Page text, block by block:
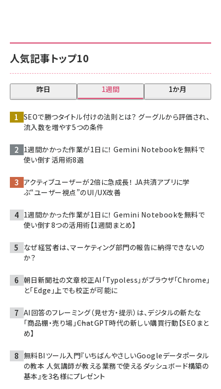
人気記事トップ10
昨日 1週間 1か月
SEOで勝つタイトル付けの法則とは？ グーグルから評価され、
流入数を増やす5つの条件
1週間かかった作業が1日に！ Gemini Notebookを無料で
使い倒す活用術8選
アクティブユーザーが2倍に急成長！ JA共済アプリに学
ぶ“ユーザー視点”のUI/UX改善
1週間かかった作業が1日に！ Gemini Notebookを無料で
使い倒す8つの活用術【1週間まとめ】
なぜ経営者は、マーケティング部門の報告に納得できないの
か？
朝日新聞社の文章校正AI「Typoless」がブラウザ「Chrome」
と「Edge」上でも校正が可能に
AI回答のフレーミング（見せ方・提示）は、デジタルの新たな
「商品棚・売り場」――ChatGPT時代の新しい購買行動【SEOまと
め】
無料BIツール入門『いちばんやさしいGoogleデータポータル
の教本 人気講師が教える業務で使えるダッシュボード構築の
基本』を3名様にプレゼント